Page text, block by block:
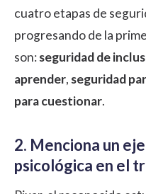
cuatro etapas de
progresando de la
son:seguridad de
aprender, seguridad
para cuestionar.
2. Menciona un
psicológica en el